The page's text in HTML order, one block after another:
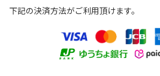
下記の決済方法がご利用頂けます。